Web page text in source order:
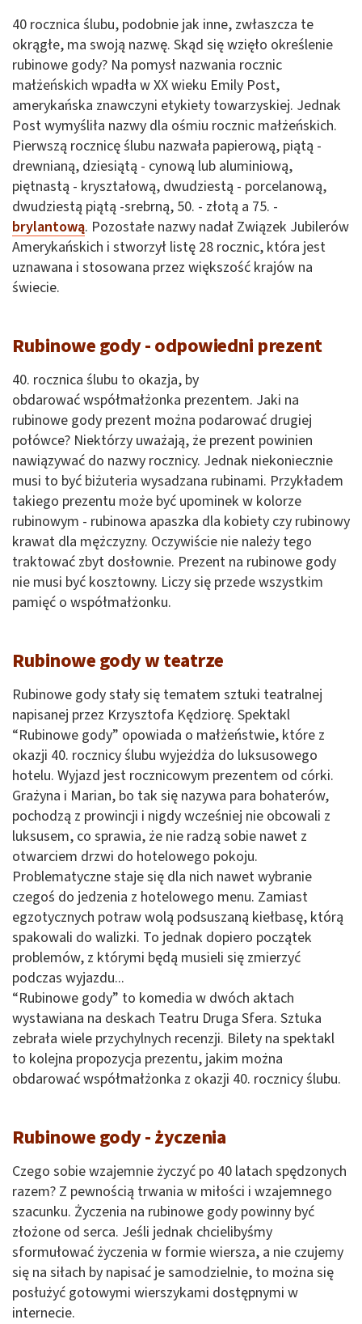
40 rocznica ślubu, podobnie jak inne, zwłaszcza te
okrągłe, ma swoją nazwę. Skąd się wzięło określenie
rubinowe gody? Na pomysł nazwania rocznic
małżeńskich wpadła w XX wieku Emily Post,
amerykańska znawczyni etykiety towarzyskiej. Jednak
Post wymyśliła nazwy dla ośmiu rocznic małżeńskich.
Pierwszą rocznicę ślubu nazwała papierową, piątą -
drewnianą, dziesiątą - cynową lub aluminiową,
piętnastą - kryształową, dwudziestą - porcelanową,
dwudziestą piątą -srebrną, 50. - złotą a 75. -
brylantową. Pozostałe nazwy nadał Związek Jubilerów
Amerykańskich i stworzył listę 28 rocznic, która jest
uznawana i stosowana przez większość krajów na
świecie.
Rubinowe gody - odpowiedni prezent
40. rocznica ślubu to okazja, by
obdarować współmałżonka prezentem. Jaki na
rubinowe gody prezent można podarować drugiej
połówce? Niektórzy uważają, że prezent powinien
nawiązywać do nazwy rocznicy. Jednak niekoniecznie
musi to być biżuteria wysadzana rubinami. Przykładem
takiego prezentu może być upominek w kolorze
rubinowym - rubinowa apaszka dla kobiety czy rubinowy
krawat dla mężczyzny. Oczywiście nie należy tego
traktować zbyt dosłownie. Prezent na rubinowe gody
nie musi być kosztowny. Liczy się przede wszystkim
pamięć o współmałżonku.
Rubinowe gody w teatrze
Rubinowe gody stały się tematem sztuki teatralnej
napisanej przez Krzysztofa Kędziorę. Spektakl
“Rubinowe gody” opowiada o małżeństwie, które z
okazji 40. rocznicy ślubu wyjeżdża do luksusowego
hotelu. Wyjazd jest rocznicowym prezentem od córki.
Grażyna i Marian, bo tak się nazywa para bohaterów,
pochodzą z prowincji i nigdy wcześniej nie obcowali z
luksusem, co sprawia, że nie radzą sobie nawet z
otwarciem drzwi do hotelowego pokoju.
Problematyczne staje się dla nich nawet wybranie
czegoś do jedzenia z hotelowego menu. Zamiast
egzotycznych potraw wolą podsuszaną kiełbasę, którą
spakowali do walizki. To jednak dopiero początek
problemów, z którymi będą musieli się zmierzyć
podczas wyjazdu...
“Rubinowe gody” to komedia w dwóch aktach
wystawiana na deskach Teatru Druga Sfera. Sztuka
zebrała wiele przychylnych recenzji. Bilety na spektakl
to kolejna propozycja prezentu, jakim można
obdarować współmałżonka z okazji 40. rocznicy ślubu.
Rubinowe gody - życzenia
Czego sobie wzajemnie życzyć po 40 latach spędzonych
razem? Z pewnością trwania w miłości i wzajemnego
szacunku. Życzenia na rubinowe gody powinny być
złożone od serca. Jeśli jednak chcielibyśmy
sformułować życzenia w formie wiersza, a nie czujemy
się na siłach by napisać je samodzielnie, to można się
posłużyć gotowymi wierszykami dostępnymi w
internecie.